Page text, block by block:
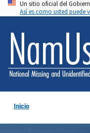
Pasar
al
contenido
principal
Un sitio oficial del
Así es como usted puede
Inicio